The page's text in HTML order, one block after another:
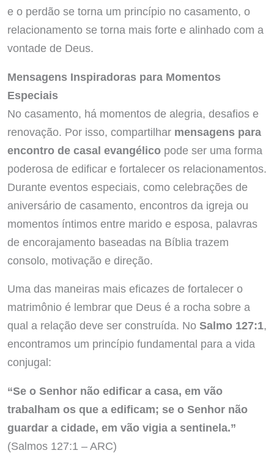
e o perdão se torna um princípio no casamento, o
relacionamento se torna mais forte e alinhado com a
vontade de Deus.
Mensagens Inspiradoras para Momentos
Especiais
No casamento, há momentos de alegria, desafios e
renovação. Por isso, compartilhar mensagens para
encontro de casal evangélicopode ser uma forma
poderosa de edificar e fortalecer os relacionamentos.
Durante eventos especiais, como celebrações de
aniversário de casamento, encontros da igreja ou
momentos íntimos entre marido e esposa, palavras
de encorajamento baseadas na Bíblia trazem
consolo, motivação e direção.
Uma das maneiras mais eficazes de fortalecer o
matrimônio é lembrar que Deus é a rocha sobre a
qual a relação deve ser construída. No Salmo 127:1,
encontramos um princípio fundamental para a vida
conjugal:
“Se o Senhor não edificar a casa, em vão
trabalham os que a edificam; se o Senhor não
guardar a cidade, em vão vigia a sentinela.”
(Salmos 127:1 – ARC)